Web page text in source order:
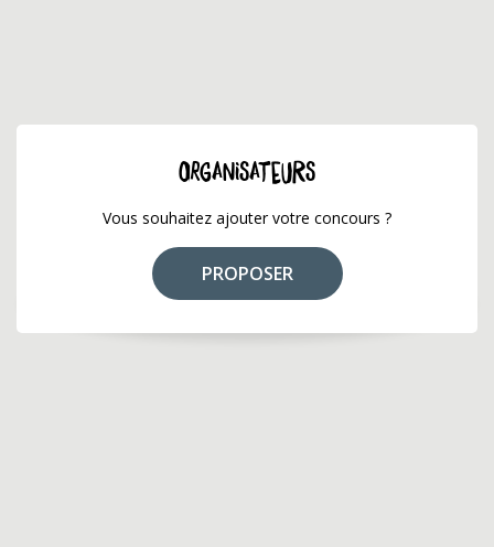
ORGANISATEURS
Vous souhaitez ajouter votre concours ?
PROPOSER